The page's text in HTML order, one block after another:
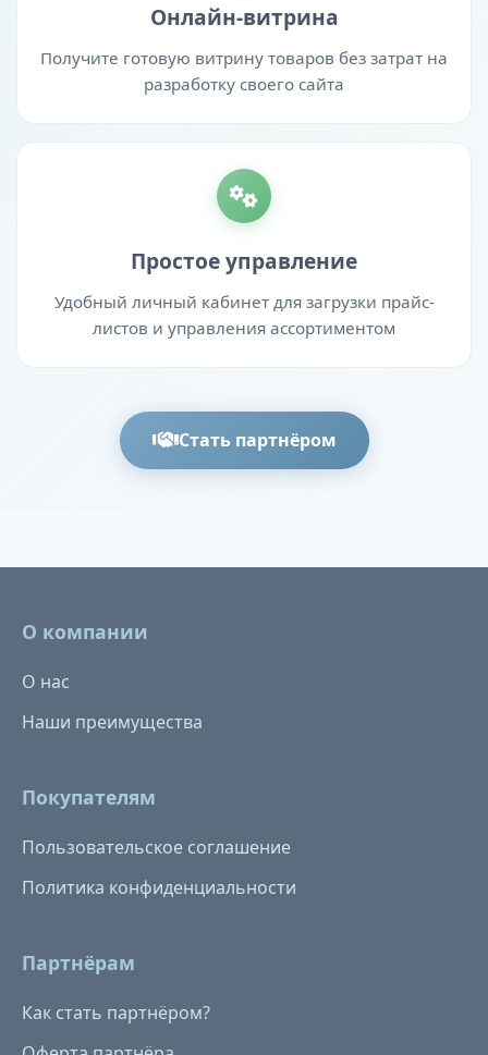
Онлайн-витрина
Получите готовую витрину товаров без затрат на
разработку своего сайта
Простое управление
Удобный личный кабинет для загрузки прайс-
листов и управления ассортиментом
Стать партнёром
О компании
О нас
Наши преимущества
Покупателям
Пользовательское соглашение
Политика конфиденциальности
Партнёрам
Как стать партнёром?